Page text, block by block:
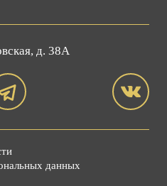
д. 38А
данных